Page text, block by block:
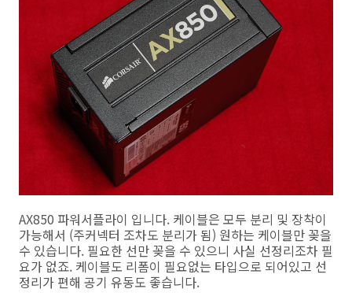
AX850 파워서플라이 입니다. 케이블은 모두 분리 및 장착이
가능해서 (주커넥터 조차도 분리가 됨) 원하는 케이블만 꽂을
수 있습니다. 필요한 선만 꽂을 수 있으니 사실 선정리조차 필
요가 없죠. 케이블도 리폼이 필요없는 타입으로 되어있고 선
정리가 편해 공기 유동도 좋습니다.